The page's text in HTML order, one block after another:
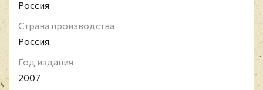
Россия
Страна производства
Россия
Год издания
2007